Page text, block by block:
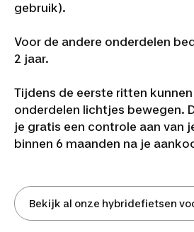
gebruik).
Voor de andere onderdelen
2 jaar.
Tijdens de eerste ritten
onderdelen lichtjes bewegen.
je gratis een controle aan van
binnen 6 maanden na je
Bekijk al onze hybridefietsen